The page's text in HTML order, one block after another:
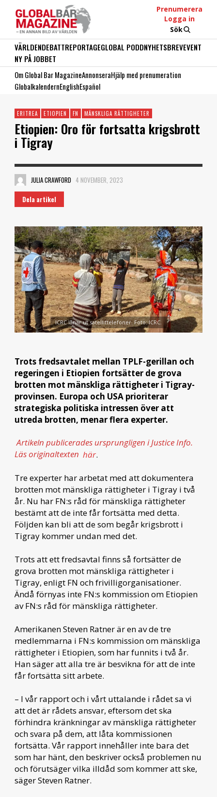
Prenumerera
Logga in
Sök
VÄRLDENDEBATTREPORTAGEGLOBAL PODDNYHETSBREVEVENT
NY PÅ JOBBET
Om Global Bar MagazineAnnonseraHjälp med prenumeration
GlobalkalendernEnglishEspañol
ERITREA ETIOPIEN FN MÄNSKLIGA RÄTTIGHETER
Etiopien: Oro för fortsatta krigsbrott
i Tigray
JULIA CRAWFORD 4 NOVEMBER, 2023
Dela artikel
ICRC lånar ut satellittelefoner. Foto: ICRC.
Trots fredsavtalet mellan TPLF-gerillan och
regeringen i Etiopien fortsätter de grova
brotten mot mänskliga rättigheter i Tigray-
provinsen. Europa och USA prioriterar
strategiska politiska intressen över att
utreda brotten, menar flera experter.
Artikeln publicerades ursprungligen i Justice Info.
Läs originaltexten här.
Tre experter har arbetat med att dokumentera
brotten mot mänskliga rättigheter i Tigray i två
år. Nu har FN:s råd för mänskliga rättigheter
bestämt att de inte får fortsätta med detta.
Följden kan bli att de som begår krigsbrott i
Tigray kommer undan med det.
Trots att ett fredsavtal finns så fortsätter de
grova brotten mot mänskliga rättigheter i
Tigray, enligt FN och frivilligorganisationer.
Ändå förnyas inte FN:s kommission om Etiopien
av FN:s råd för mänskliga rättigheter.
Amerikanen Steven Ratner är en av de tre
medlemmarna i FN:s kommission om mänskliga
rättigheter i Etiopien, som har funnits i två år.
Han säger att alla tre är besvikna för att de inte
får fortsätta sitt arbete.
– I vår rapport och i vårt uttalande i rådet sa vi
att det är rådets ansvar, eftersom det ska
förhindra kränkningar av mänskliga rättigheter
och svara på dem, att låta kommissionen
fortsätta. Vår rapport innehåller inte bara det
som har hänt, den beskriver också problemen nu
och förutsäger vilka illdåd som kommer att ske,
säger Steven Ratner.